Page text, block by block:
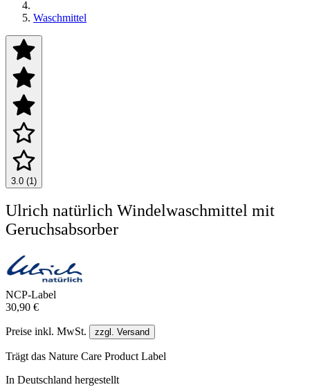
Waschmittel
3.0 (1)
Ulrich natürlich Windelwaschmittel mit
Geruchsabsorber
NCP-Label
30,90 €
Preise inkl. MwSt. zzgl. Versand
Trägt das Nature Care Product Label
In Deutschland hergestellt